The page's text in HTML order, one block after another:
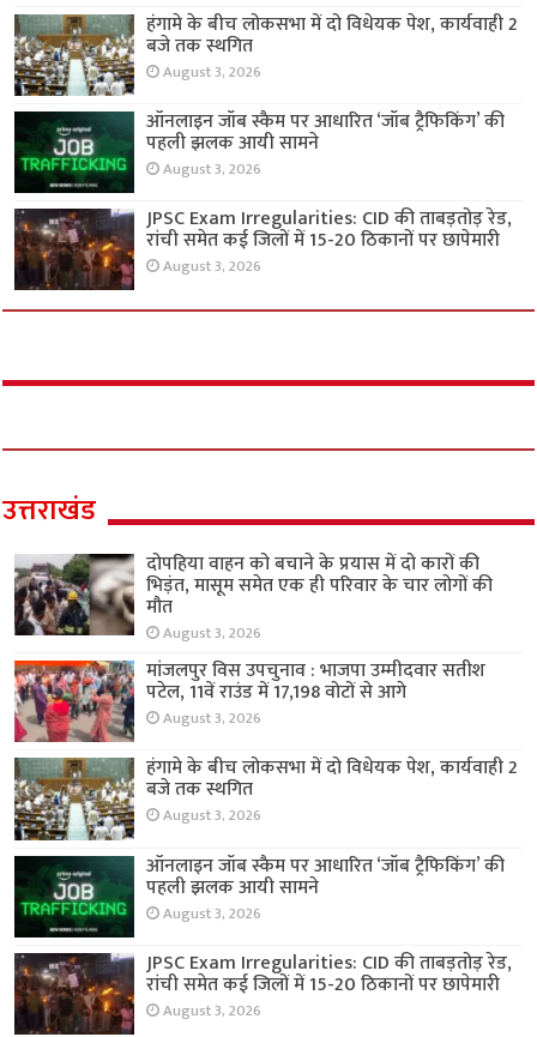
हंगामे के बीच लोकसभा में दो विधेयक पेश, कार्यवाही 2
बजे तक स्थगित
August 3, 2026
ऑनलाइन जॉब स्कैम पर आधारित ‘जॉब ट्रैफिकिंग’ की
पहली झलक आयी सामने
August 3, 2026
JPSC Exam Irregularities: CID की ताबड़तोड़ रेड,
रांची समेत कई जिलों में 15-20 ठिकानों पर छापेमारी
August 3, 2026
उत्तराखंड
दोपहिया वाहन को बचाने के प्रयास में दो कारों की
भिड़ंत, मासूम समेत एक ही परिवार के चार लोगों की
मौत
August 3, 2026
मांजलपुर विस उपचुनाव : भाजपा उम्मीदवार सतीश
पटेल, 11वें राउंड में 17,198 वोटों से आगे
August 3, 2026
हंगामे के बीच लोकसभा में दो विधेयक पेश, कार्यवाही 2
बजे तक स्थगित
August 3, 2026
ऑनलाइन जॉब स्कैम पर आधारित ‘जॉब ट्रैफिकिंग’ की
पहली झलक आयी सामने
August 3, 2026
JPSC Exam Irregularities: CID की ताबड़तोड़ रेड,
रांची समेत कई जिलों में 15-20 ठिकानों पर छापेमारी
August 3, 2026